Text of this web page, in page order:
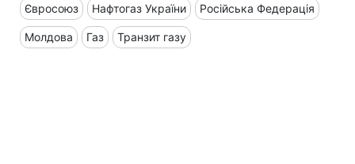
Євросоюз Нафтогаз України Російська Федерація
Молдова Газ Транзит газу